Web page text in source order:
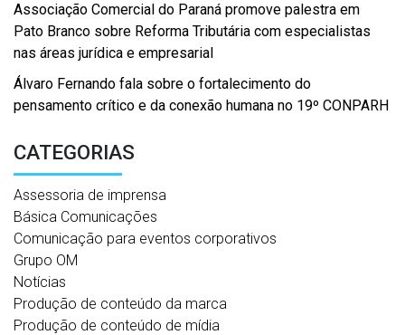
Associação Comercial do Paraná promove palestra em
Pato Branco sobre Reforma Tributária com especialistas
nas áreas jurídica e empresarial
Álvaro Fernando fala sobre o fortalecimento do
pensamento crítico e da conexão humana no 19º CONPARH
CATEGORIAS
Assessoria de imprensa
Básica Comunicações
Comunicação para eventos corporativos
Grupo OM
Notícias
Produção de conteúdo da marca
Produção de conteúdo de mídia